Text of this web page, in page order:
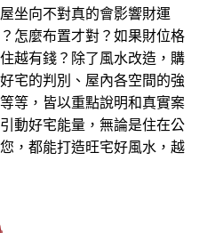
坐向不對真的會影響財運
怎麼布置才對？如果財位格
越有錢？除了風水改造，購
宅的判別、屋內各空間的強
等，皆以重點說明和真實案
動好宅能量，無論是住在公
，都能打造旺宅好風水，越